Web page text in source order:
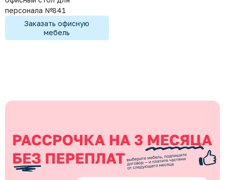
персонала №841
Заказать офисную
мебель